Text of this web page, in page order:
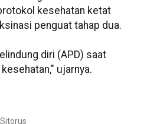
kesehatan ketat
penguat tahap dua.
diri (APD) saat
ujarnya.